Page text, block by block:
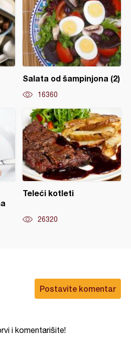
Salata od šampinjona (2)
16360
Teleći kotleti
26320
Postavite komentar
i komentarišite!